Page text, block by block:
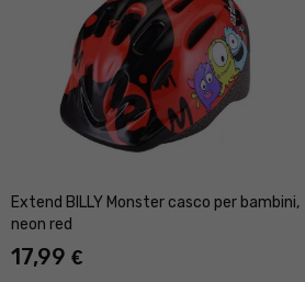
Extend BILLY Monster casco per bambini,
neon red
17,99 €